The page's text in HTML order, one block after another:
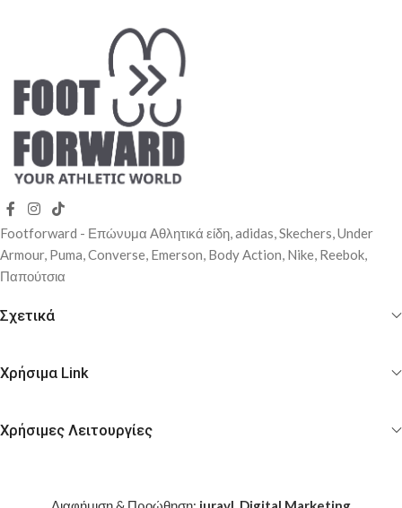
Footforward - Επώνυμα Αθλητικά είδη, adidas, Skechers, Under
Αrmour, Puma, Converse, Emerson, Body Action, Nike, Reebok,
Παπούτσια
Σχετικά
Χρήσιμα Link
Χρήσιμες Λειτουργίες